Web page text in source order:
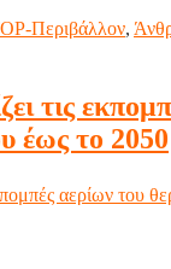
Περιβάλλον,
τις
έως το 2050
αερίων του